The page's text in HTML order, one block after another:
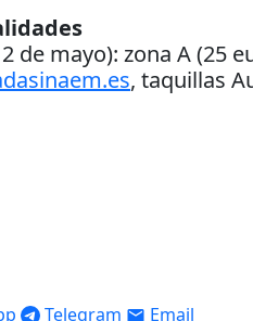
de mayo): zona A (25
, taquillas
Telegram Email